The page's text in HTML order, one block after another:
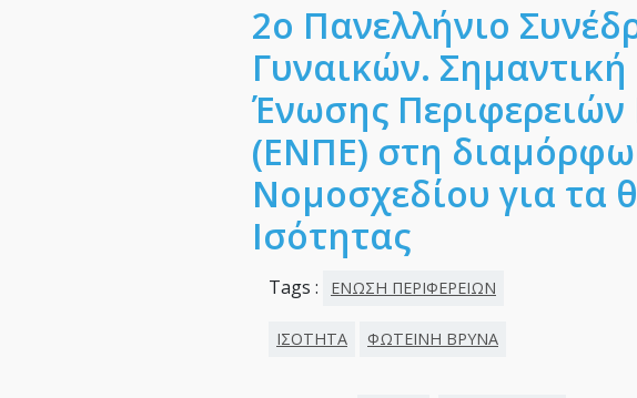
2ο Πανελλήνιο
Γυναικών.
Ένωσης Περιφερειών
(ΕΝΠΕ) στη
Νομοσχεδίου για τα
Ισότητας
Tags : ΕΝΩΣΗ ΠΕΡΙΦΕΡΕΙΩΝ
ΙΣΟΤΗΤΑ ΦΩΤΕΙΝΗ ΒΡΥΝΑ